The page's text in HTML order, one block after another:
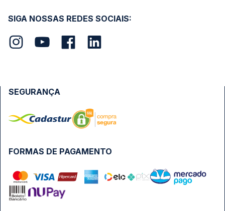
SIGA NOSSAS REDES SOCIAIS:
FORMAS DE PAGAMENTO
SEGURANÇA